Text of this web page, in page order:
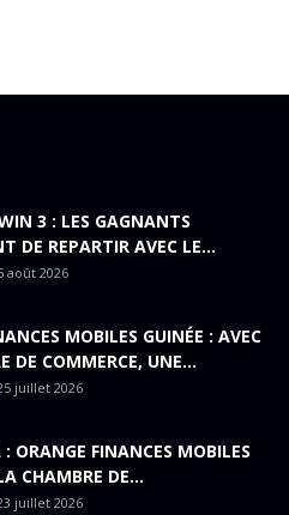
3 : LES GAGNANTS
DE REPARTIR AVEC LE...
août 2026
MOBILES GUINÉE : AVEC
DE COMMERCE, UNE...
juillet 2026
ORANGE FINANCES MOBILES
CHAMBRE DE...
juillet 2026